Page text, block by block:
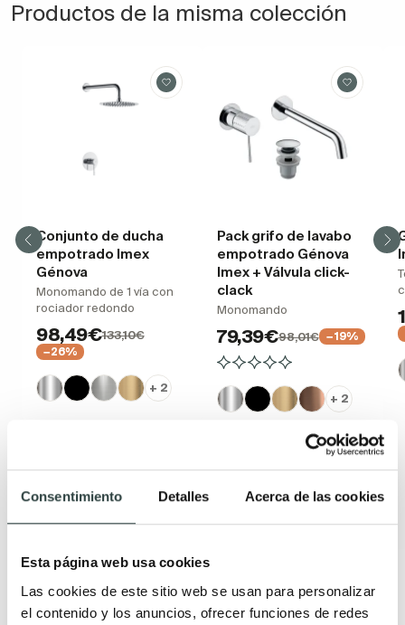
Consentimiento Detalles Acerca de las cookies
Esta página web usa cookies
Las cookies de este sitio web se usan para personalizar
el contenido y los anuncios, ofrecer funciones de redes
Productos de la misma colección
Conjunto de ducha
empotrado Imex
Génova
Monomando de 1 vía con
rociador redondo
98,49€133,10€
−26%
+ 2
Pack grifo de lavabo
empotrado Génova
Imex + Válvula click-
clack
Monomando
79,39€98,01€ −19%
+ 2